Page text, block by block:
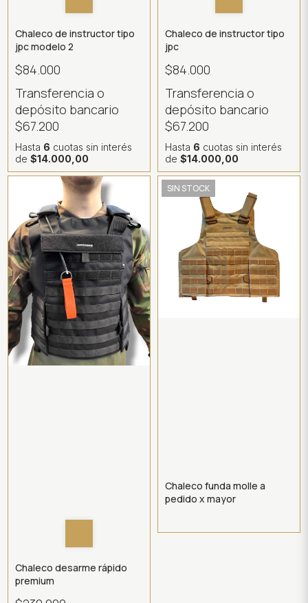
Chaleco de instructor tipo
jpc modelo 2
$84.000
Transferencia o
depósito bancario
$67.200
Hasta 6 cuotas sin interés
de$14.000,00
Chaleco de instructor tipo
jpc
$84.000
Transferencia o
depósito bancario
$67.200
Hasta 6 cuotas sin interés
de $14.000,00
Chaleco desarme rápido
premium
SIN STOCK
Chaleco funda molle a
pedido x mayor